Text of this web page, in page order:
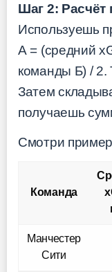
Шаг 2: Расчёт
Используешь
А = (средний
команды Б) /
Затем
получаешь
Смотри
Команда
Манчестер
Сити